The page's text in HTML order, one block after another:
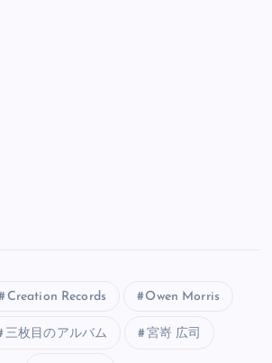
Creation Records Owen Morris
三枚目のアルバム 宮嵜 広司